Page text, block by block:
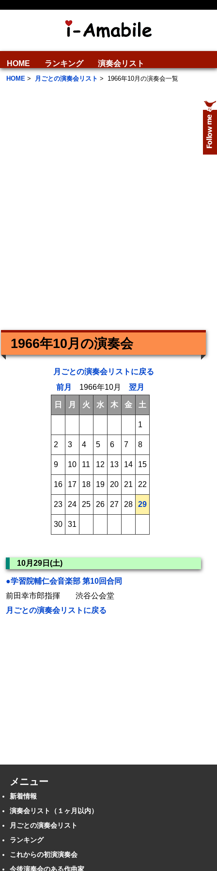
HOME ランキング 演奏会リスト
HOME > 月ごとの演奏会リスト > 1966年10月の演奏会一覧
1966年10月の演奏会
月ごとの演奏会リストに戻る
前月
1966年10月 翌月
日 月 火 水 木 金 土
1
2 3 4 5 6 7 8
9 10 11 12 13 14 15
16 17 18 19 20 21 22
23 24 25 26 27 28 29
30 31
10月29日(土)
●学習院輔仁会音楽部 第10回合同
前田幸市郎指揮 渋谷公会堂
月ごとの演奏会リストに戻る
メニュー
新着情報
演奏会リスト（１ヶ月以内）
月ごとの演奏会リスト
ランキング
これからの初演演奏会
今後演奏会のある作曲家